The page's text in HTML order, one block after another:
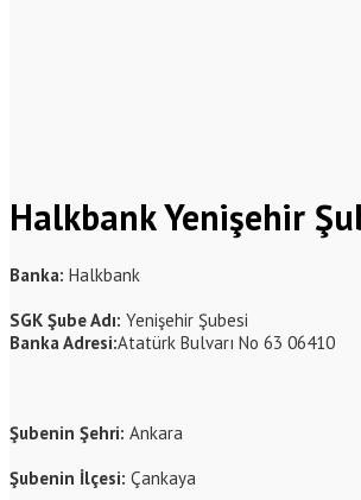
Halkbank Yenişehir
Banka: Halkbank
SGK Şube Adı: Yenişehir Şubesi
Banka Adresi:Atatürk Bulvarı No 63 06410
Şubenin Şehri: Ankara
Şubenin İlçesi: Çankaya